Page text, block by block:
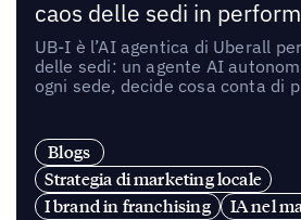
caos delle sedi in
UB-I è l’AI agentica di Uberall
delle sedi: un agente AI
ogni sede, decide cosa conta di
Blogs
Strategia di marketing locale
I brand in franchising
IA nel